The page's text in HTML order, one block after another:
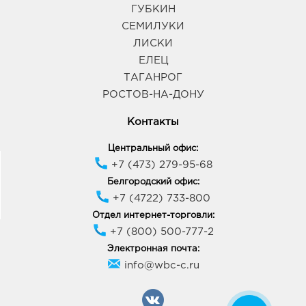
394070, Воронежская обл, г Воронеж, ул
График работы: 9:00 - 21:00
Воронеж Галерея Чижова: 244.0 руб.
Кольцовская, д. 35
График работы:
Воронеж Солнечный Рай: 244.0 руб.
394006, Воронежская обл, г Воронеж, ул 20-летия
Октября, д. 90
394007, Воронежская обл, г Воронеж, ул
ГУБКИН
СЕМИЛУКИ
ЛИСКИ
ЕЛЕЦ
ТАГАНРОГ
РОСТОВ-НА-ДОНУ
Контакты
Центральный офис:
+7 (473) 279-95-68
Белгородский офис:
+7 (4722) 733-800
Отдел интернет-торговли:
+7 (800) 500-777-2
Электронная почта:
info@wbc-c.ru